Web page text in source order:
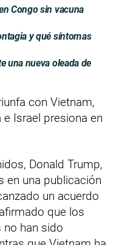
Congo sin vacuna
y qué síntomas
una nueva oleada de
con Vietnam,
Israel presiona en
Donald Trump,
en una publicación
un acuerdo
que los
han sido